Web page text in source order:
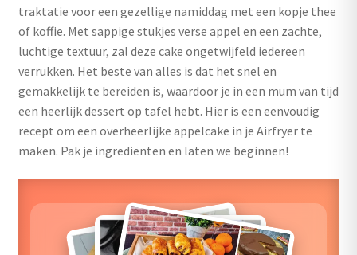
traktatie voor een gezellige namiddag met een kopje thee
of koffie. Met sappige stukjes verse appel en een zachte,
luchtige textuur, zal deze cake ongetwijfeld iedereen
verrukken. Het beste van alles is dat het snel en
gemakkelijk te bereiden is, waardoor je in een mum van tijd
een heerlijk dessert op tafel hebt. Hier is een eenvoudig
recept om een overheerlijke appelcake in je Airfryer te
maken. Pak je ingrediënten en laten we beginnen!